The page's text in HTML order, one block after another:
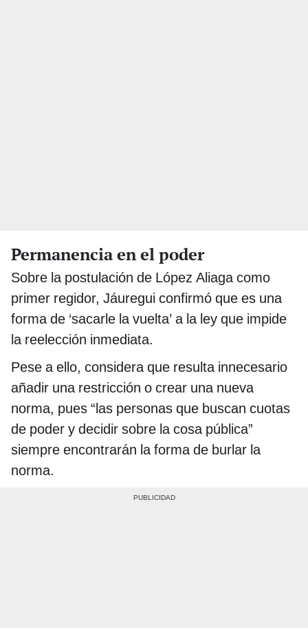
Permanencia en el poder
Sobre la postulación de López Aliaga como
primer regidor, Jáuregui confirmó que es una
forma de ‘sacarle la vuelta’ a la ley que impide
la reelección inmediata.
Pese a ello, considera que resulta innecesario
añadir una restricción o crear una nueva
norma, pues “las personas que buscan cuotas
de poder y decidir sobre la cosa pública”
siempre encontrarán la forma de burlar la
norma.